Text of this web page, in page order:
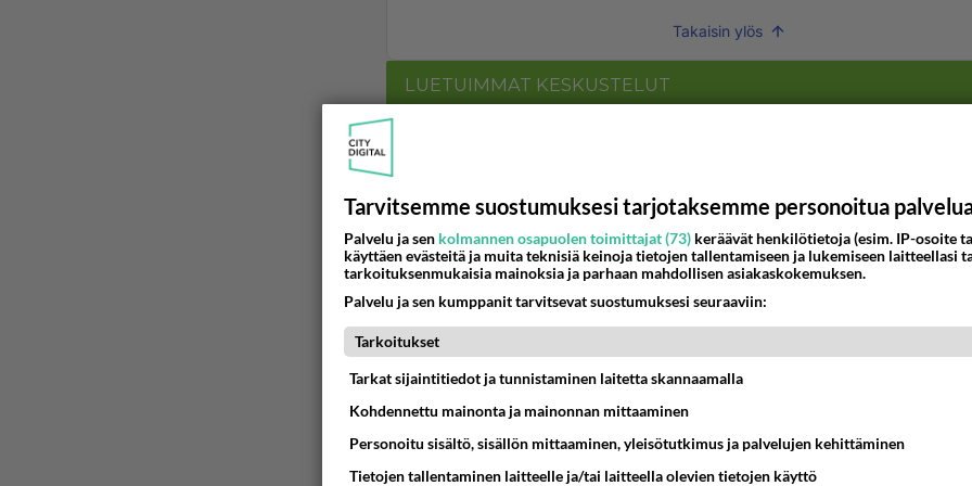
Takaisin ylös
LUETUIMMAT KESKUSTELUT
05.08.2026 05:51
Kotimaiset julkkisjuorut
Tiesitkö? Martina Aitolehden isäpuoli on tämä suosittu laulaja
05.08.2026 07:23
Kotimaiset julkkisjuorut
Mitä töitä kaivattusi on tehnyt?
😅
Voiko meidän välit
Tarvitsemme suostumuksesi tarjotaksemme personoitua
Palvelu ja sen kolmannen osapuolen toimittajat (73) keräävät henkilötietoja (esim. IP-osoite
käyttäen evästeitä ja muita teknisiä keinoja tietojen tallentamiseen ja lukemiseen laitteellasi
tarkoituksenmukaisia mainoksia ja parhaan mahdollisen asiakaskokemuksen.
Palvelu ja sen kumppanit tarvitsevat suostumuksesi seuraaviin:
Tarkoitukset
Tarkat sijaintitiedot ja tunnistaminen laitetta skannaamalla
Kohdennettu mainonta ja mainonnan mittaaminen
Personoitu sisältö, sisällön mittaaminen, yleisötutkimus ja palvelujen kehittäminen
Tietojen tallentaminen laitteelle ja/tai laitteella olevien tietojen käyttö